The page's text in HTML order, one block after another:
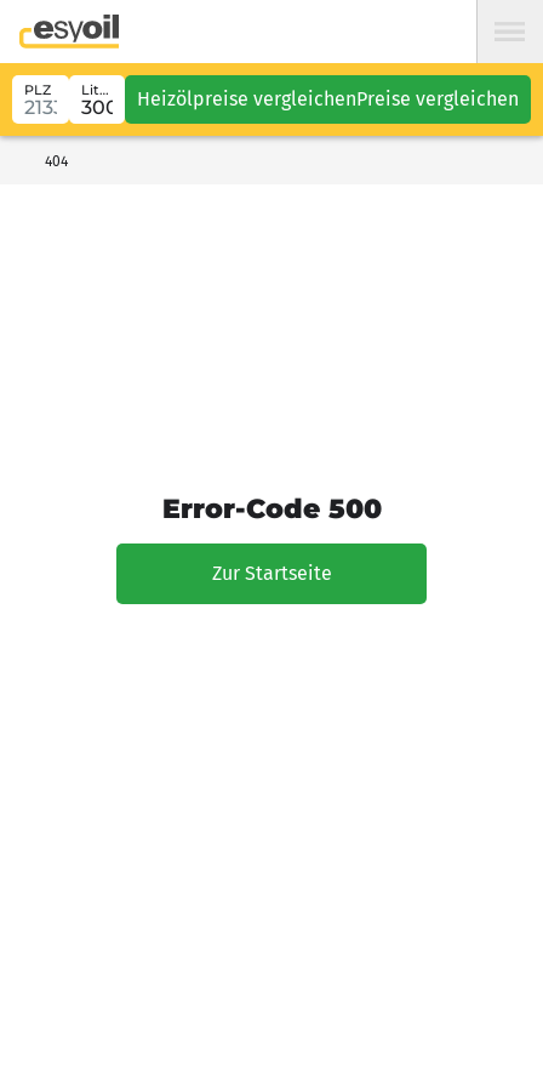
PLZ Liter Heizölpreise vergleichenPreise vergleichen
404
Error-Code 500
Zur Startseite